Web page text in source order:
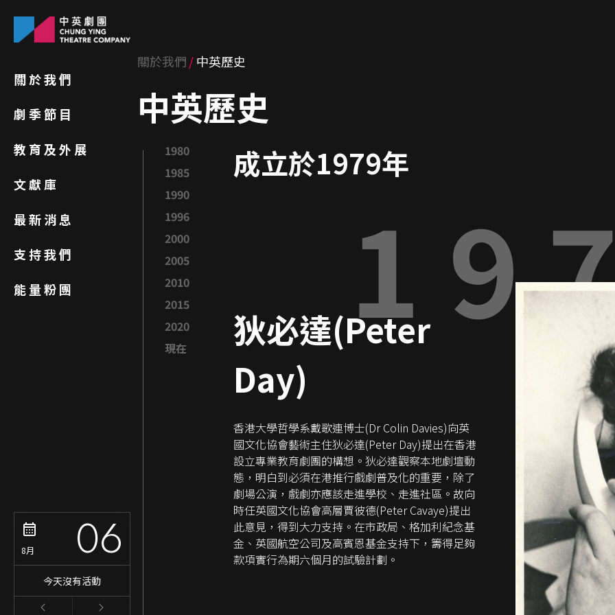
關於我們
劇季節目
教育及外展
文獻庫
最新消息
支持我們
能量粉團
8月 06
今天沒有活動
關於我們 中英歷史
中英歷史
1980
1985
1990
1996
2000
2005
2010
2015
2020
現在
成立於1979年
狄必達(Peter
Day)
香港大學哲學系戴歌連博士(Dr Colin Davies)向英
國文化協會藝術主住狄必達(Peter Day)提出在香港
設立專業教育劇團的構想。狄必達觀察本地劇壇動
態，明白到必須在港推行戲劇普及化的重要，除了
劇場公演，戲劇亦應該走進學校、走進社區。故向
時任英國文化協會高層賈彼德(Peter Cavaye)提出
此意見，得到大力支持。在市政局、格加利紀念基
金、英國航空公司及高賓恩基金支持下，籌得足夠
款項實行為期六個月的試驗計劃。